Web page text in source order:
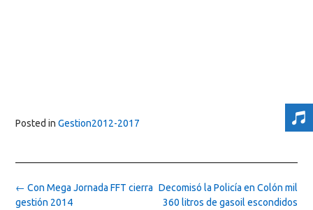
Posted in Gestion2012-2017
Post
navigation
Decomisó la Policía en Colón mil
360 litros de gasoil escondidos
← Con Mega Jornada FFT cierra
gestión 2014